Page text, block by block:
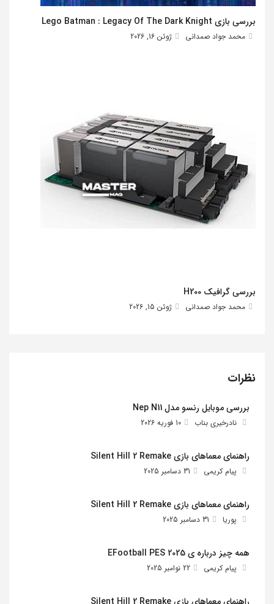
بررسی بازی Lego Batman : Legacy Of The Dark Knight
محمد جواد صمدانی ژوئن 16, 2026
بررسی گرافیک H200
محمد جواد صمدانی ژوئن 15, 2026
نظرات
بررسی موبایل رنسو مدل Nep N11
نادرخیری بناب 10 فوریه 2026
راهنمای معماهای بازی Silent Hill 2 Remake
پیام کریمی 31 دسامبر 2025
راهنمای معماهای بازی Silent Hill 2 Remake
پوریا 31 دسامبر 2025
همه چیز درباره ی EFootball PES 2025
پیام کریمی 22 نوامبر 2025